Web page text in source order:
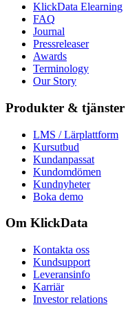
KlickData Elearning
FAQ
Journal
Pressreleaser
Awards
Terminology
Our Story
Produkter & tjänster
LMS / Lärplattform
Kursutbud
Kundanpassat
Kundomdömen
Kundnyheter
Boka demo
Om KlickData
Kontakta oss
Kundsupport
Leveransinfo
Karriär
Investor relations